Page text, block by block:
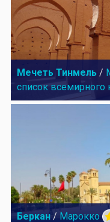
Мечеть Тинмель /
список всемирного
Беркан / Марокко